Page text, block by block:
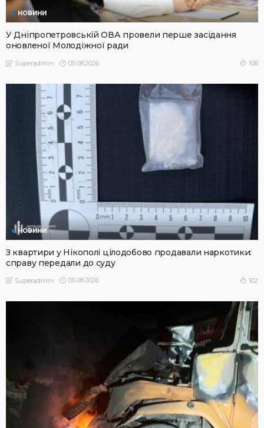
НОВИНИ
У Дніпропетровській ОВА провели перше засідання
оновленої Молодіжної ради
Superadmin 05.08.2026 108
НОВИНИ
З квартири у Нікополі цілодобово продавали наркотики:
справу передали до суду
Superadmin 05.08.2026 102